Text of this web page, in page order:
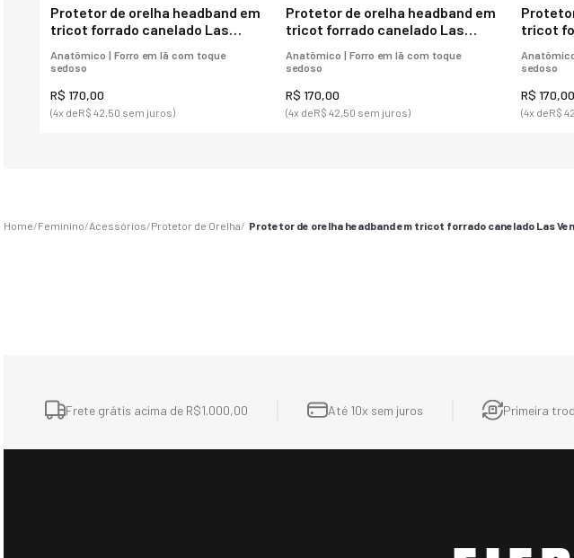
Protetor de orelha headband em
tricot forrado canelado Las
Anatômico | Forro em lã com toque
sedoso
R$ 170,00
(4x deR$ 42 50 sem juros)
Protetor de orelha headband em
tricot forrado canelado Las
Anatômico | Forro em lã com toque
sedoso
R$ 170,00
(4x deR$ 42 50 sem juros)
tricot
sedoso
R$ 170,00
(4x deR$ 42
Feminino Acessórios Protetor de Orelha Protetor de orelha headband em tricot forrado canelado Las
Frete grátis acima de R$1.000,00
Até 10x sem juros Primeira